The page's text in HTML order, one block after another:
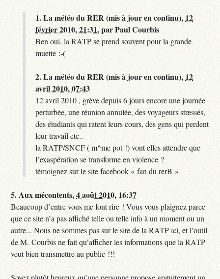
1.La météo du RER (mis à jour en continu), 12
février 2010, 21:31,parPaul Courbis
Ben oui, la RATP se prend souvent pour la grande
muette :-(
2.La météo du RER (mis à jour en continu), 12
avril 2010, 07:43
12 avril 2010 , grève depuis 6 jours encore une journée
perturbée, une réunion annulée, des voyageurs stressés,
des étudiants qui ratent leurs cours, des gens qui perdent
leur travail etc..
la RATP/SNCF ( m^me pot !) vont elles attendre que
l’exaspération se transforme en violence ?
témoignez sur le site facebook « fan du rerB »
5.Aux mécontents,4 août 2010, 16:37
Beaucoup d’entre vous me font rire ! Vous vous plaignez parce
que ce site n’a pas affiché telle ou telle info à un moment ou un
autre... Nous ne sommes pas sur le site de la RATP ici, et l’outil
de M. Courbis ne fait qu’afficher les informations que la RATP
veut bien transmettre au public !!!